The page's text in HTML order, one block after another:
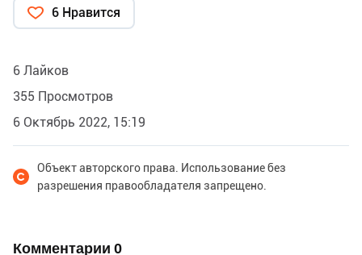
6 Нравится
6 Лайков
355 Просмотров
6 Октябрь 2022, 15:19
Объект авторского права. Использование без
разрешения правообладателя запрещено.
Комментарии 0